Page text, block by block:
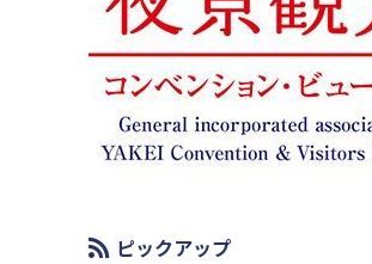
ピックアップ